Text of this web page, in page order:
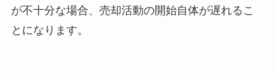
が不十分な場合、売却活動の開始自体が遅れるこ
とになります。